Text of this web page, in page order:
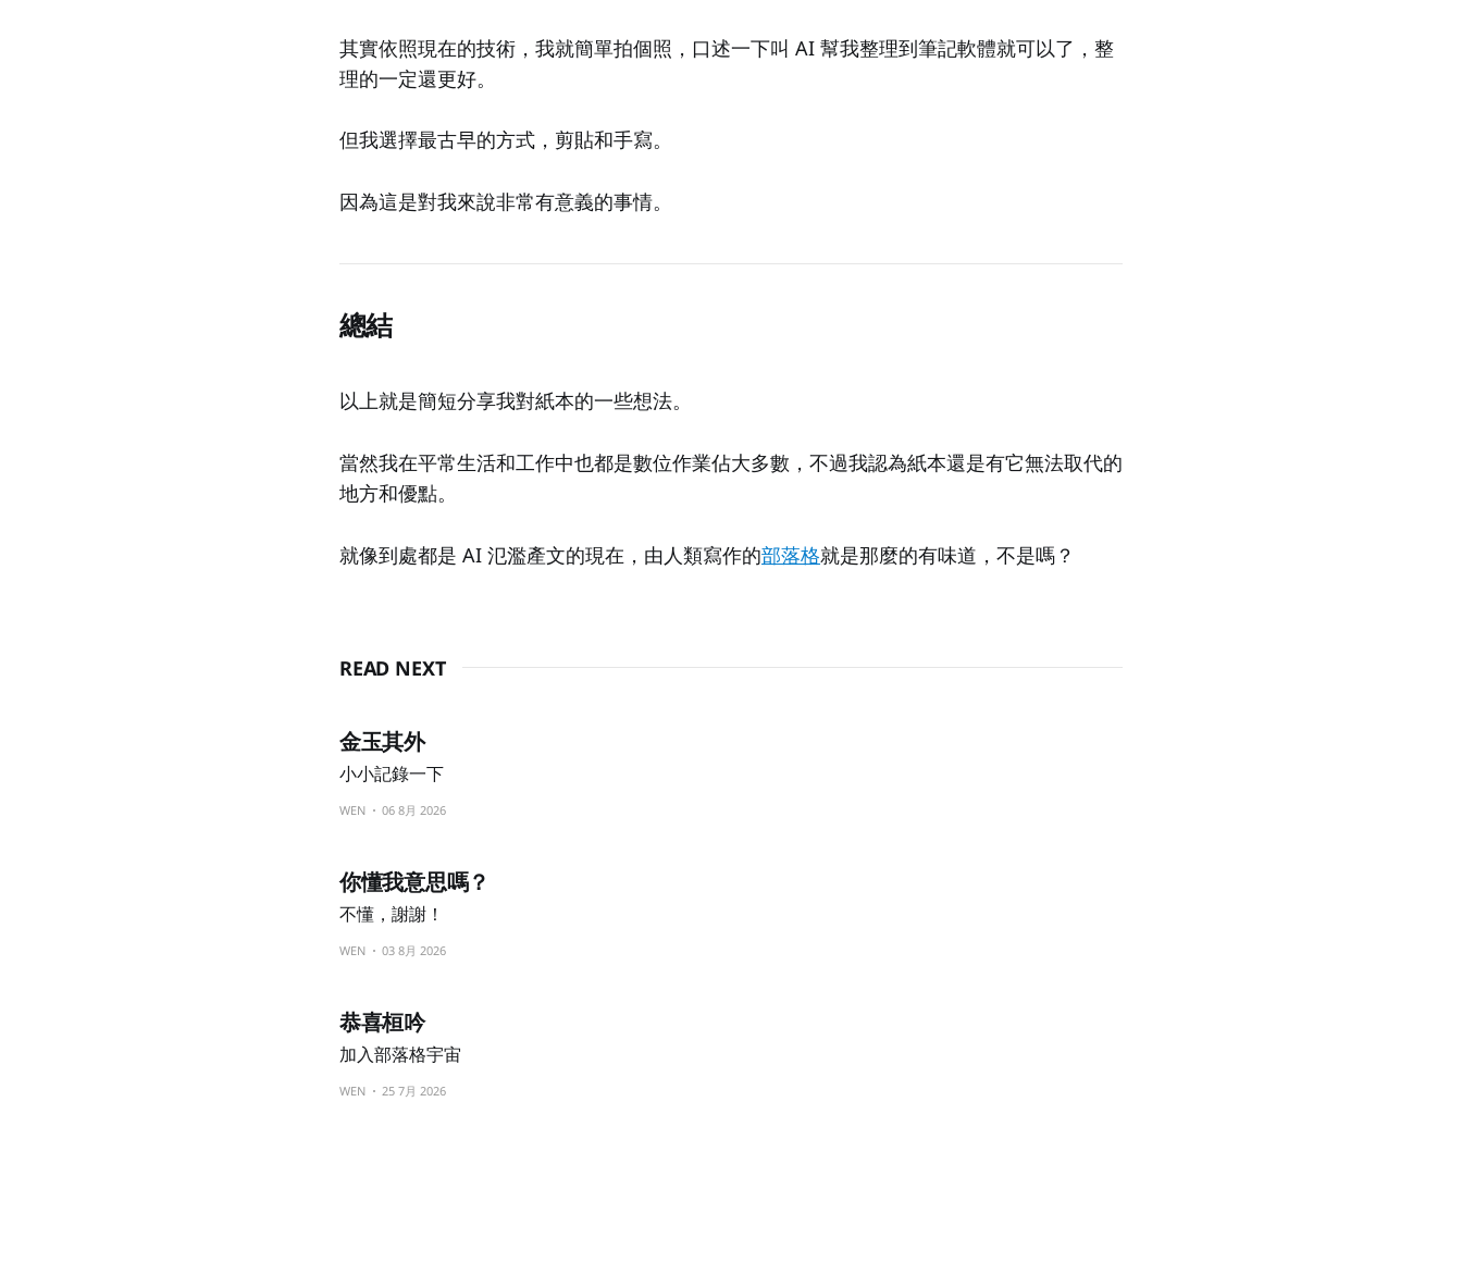
其實依照現在的技術，我就簡單拍個照，口述一下叫 AI 幫我整理到筆記軟體就可以了，整
理的一定還更好。
但我選擇最古早的方式，剪貼和手寫。
因為這是對我來說非常有意義的事情。
總結
以上就是簡短分享我對紙本的一些想法。
當然我在平常生活和工作中也都是數位作業佔大多數，不過我認為紙本還是有它無法取代的
地方和優點。
就像到處都是 AI 氾濫產文的現在，由人類寫作的部落格就是那麼的有味道，不是嗎？
READ NEXT
金玉其外
小小記錄一下
WEN 06 8月 2026
你懂我意思嗎？
不懂，謝謝！
WEN 03 8月 2026
恭喜桓吟
加入部落格宇宙
WEN 25 7月 2026